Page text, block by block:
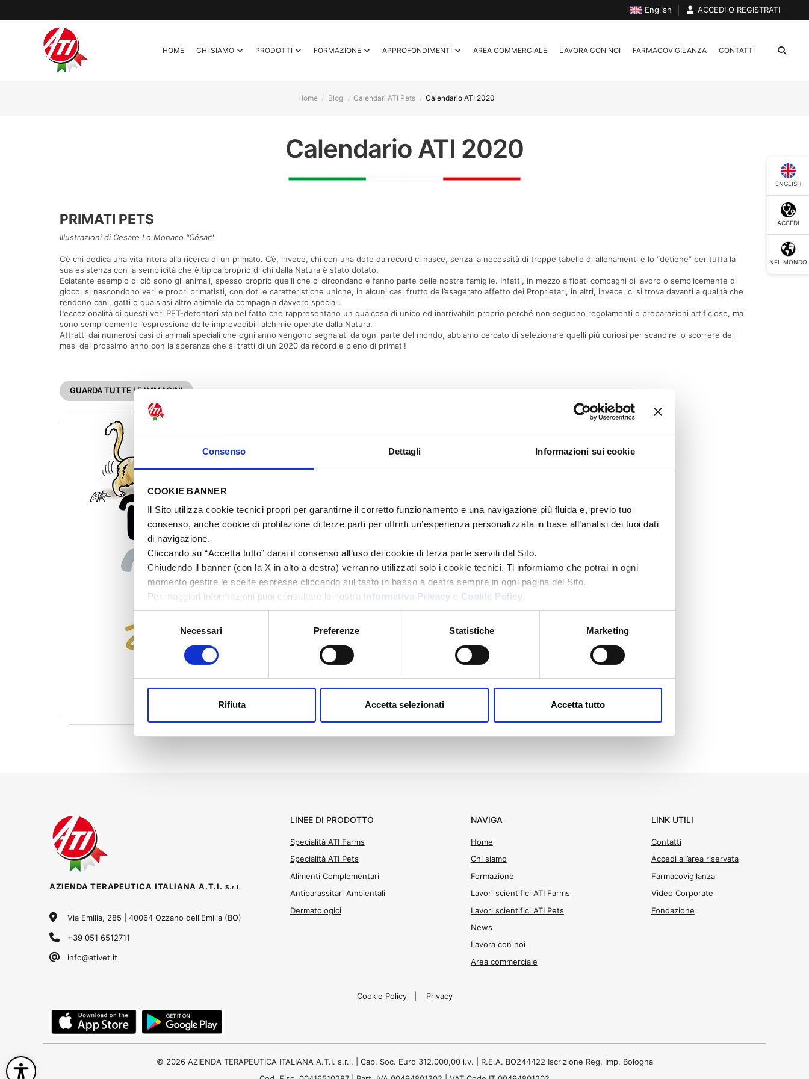
Consenso Dettagli Informazioni sui cookie
COOKIE BANNER
Il Sito utilizza cookie tecnici propri per garantirne il corretto funzionamento e una navigazione più fluida e, previo tuo
consenso, anche cookie di profilazione di terze parti per offrirti un’esperienza personalizzata in base all’analisi dei tuoi dati
di navigazione.
Cliccando su “Accetta tutto” darai il consenso all’uso dei cookie di terza parte serviti dal Sito.
Chiudendo il banner (con la X in alto a destra) verranno utilizzati solo i cookie tecnici. Ti informiamo che potrai in ogni
momento gestire le scelte espresse cliccando sul tasto in basso a destra sempre in ogni pagina del Sito.
Per maggiori informazioni puoi consultare la nostra Informativa Privacy e Cookie Policy
del
consenso
Necessari Preferenze Statistiche Marketing
Rifiuta Accetta selezionati Accetta tutto
English ACCEDI O REGISTRATI
HOME CHI SIAMO PRODOTTI FORMAZIONE APPROFONDIMENTI AREA COMMERCIALE LAVORA CON NOI FARMACOVIGILANZA CONTATTI
Home Blog Calendari ATI Pets Calendario ATI 2020
Calendario ATI 2020
PRIMATI PETS
Illustrazioni di Cesare Lo Monaco "César"
C’è chi dedica una vita intera alla ricerca di un primato. C’è, invece, chi con una dote da record ci nasce, senza la necessità di troppe tabelle di allenamenti e lo “detiene” per tutta la
sua esistenza con la semplicità che è tipica proprio di chi dalla Natura è stato dotato.
Eclatante esempio di ciò sono gli animali, spesso proprio quelli che ci circondano e fanno parte delle nostre famiglie. Infatti, in mezzo a fidati compagni di lavoro o semplicemente di
gioco, si nascondono veri e propri primatisti, con doti e caratteristiche uniche, in alcuni casi frutto dell’esagerato affetto dei Proprietari, in altri, invece, ci si trova davanti a qualità che
rendono cani, gatti o qualsiasi altro animale da compagnia davvero speciali.
L’eccezionalità di questi veri PET-detentori sta nel fatto che rappresentano un qualcosa di unico ed inarrivabile proprio perché non seguono regolamenti o preparazioni artificiose, ma
sono semplicemente l’espressione delle imprevedibili alchimie operate dalla Natura.
Attratti dai numerosi casi di animali speciali che ogni anno vengono segnalati da ogni parte del mondo, abbiamo cercato di selezionare quelli più curiosi per scandire lo scorrere dei
mesi del prossimo anno con la speranza che si tratti di un 2020 da record e pieno di primati!
GUARDA TUTTE LE IMMAGINI
AZIENDA TERAPEUTICA ITALIANA A.T.I. S.r.l.
Via Emilia, 285 | 40064 Ozzano dell'Emilia (BO)
+39 051 6512711
info@ativet.it
LINEE DI PRODOTTO
Specialità ATI Farms
Specialità ATI Pets
Alimenti Complementari
Antiparassitari Ambientali
Dermatologici
NAVIGA
Home
Chi siamo
Formazione
Lavori scientifici ATI Farms
Lavori scientifici ATI Pets
News
Lavora con noi
Area commerciale
LINK UTILI
Contatti
Accedi all’area riservata
Farmacovigilanza
Video Corporate
Fondazione
Cookie Policy| Privacy
ENGLISH
ACCEDI
NEL MONDO
© 2026 AZIENDA TERAPEUTICA ITALIANA A.T.I. s.r.l. | Cap. Soc. Euro 312.000,00 i.v. | R.E.A. BO244422 Iscrizione Reg. Imp. Bologna